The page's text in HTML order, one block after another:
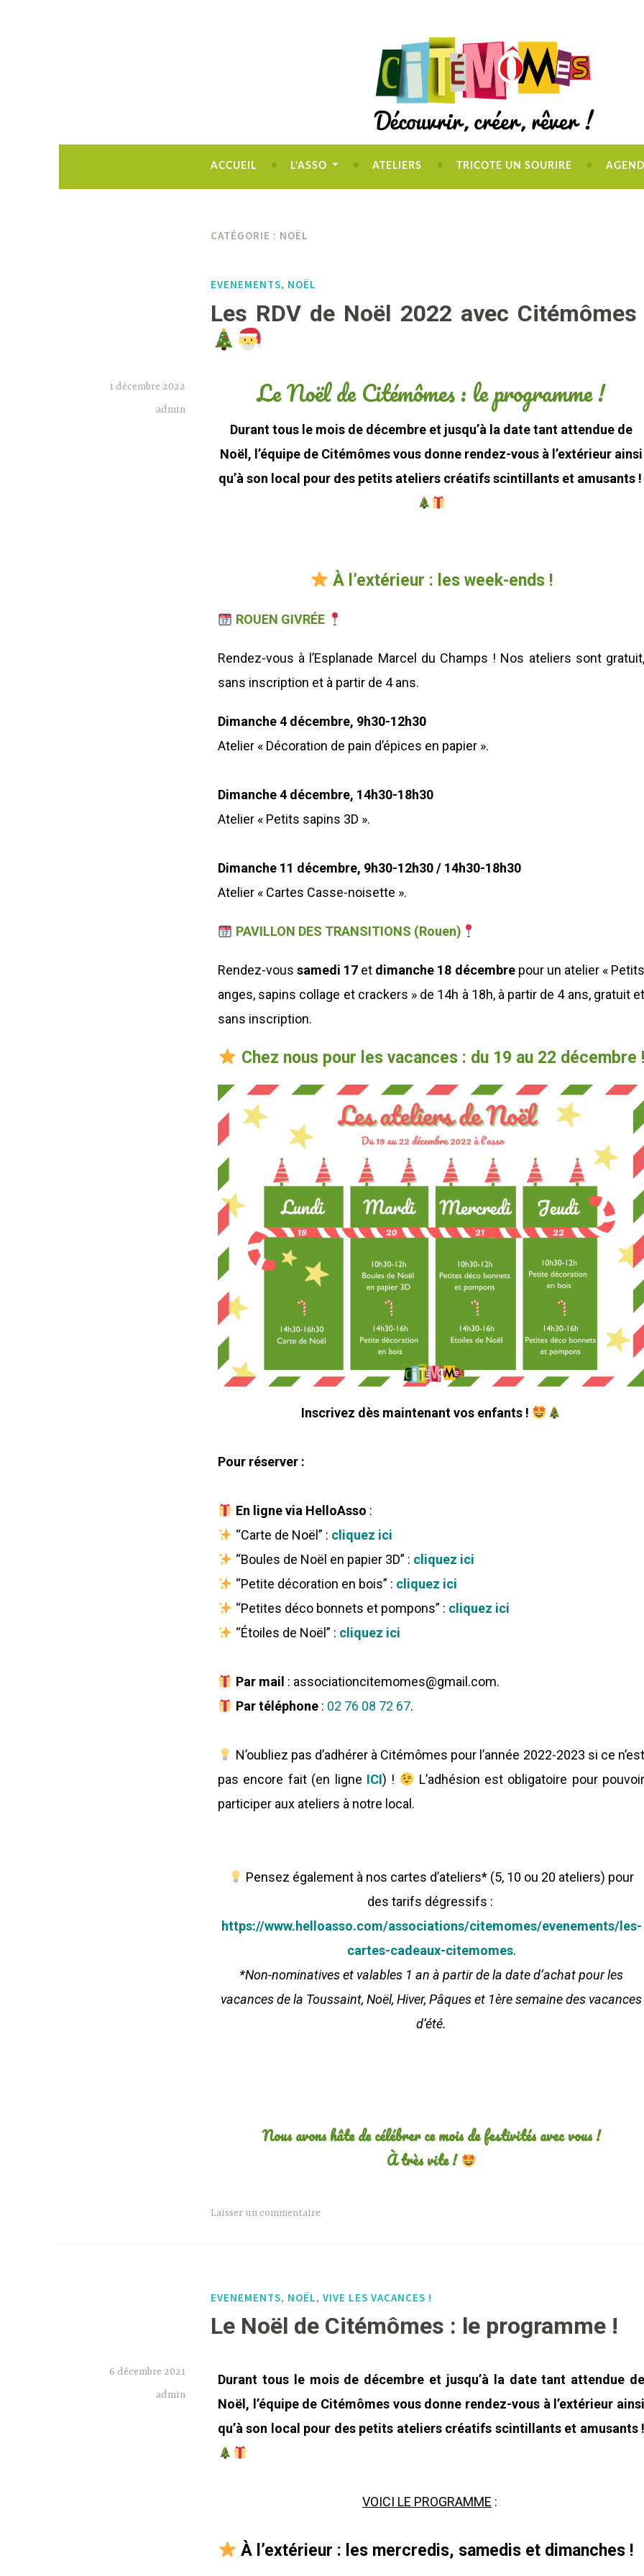
ACCUEIL L’ASSO ATELIERS TRICOTE UN SOURIRE
CATÉGORIE : NOËL
EVENEMENTS, NOËL
Les RDV de Noël 2022 avec Citémômes
1 décembre 2022
admin
Le Noël de Citémômes : le programme !
Durant tous le mois de décembre et jusqu’à la date tant attendue de
Noël, l’équipe de Citémômes vous donne rendez-vous à l’extérieur ainsi
qu’à son local pour des petits ateliers créatifs scintillants et amusants !
À l’extérieur : les week-ends !
ROUEN GIVRÉE
Rendez-vous à l’Esplanade Marcel du Champs ! Nos ateliers sont gratuit,
sans inscription et à partir de 4 ans.
Dimanche 4 décembre, 9h30-12h30
Atelier « Décoration de pain d’épices en papier ».
Dimanche 4 décembre, 14h30-18h30
Atelier « Petits sapins 3D ».
Dimanche 11 décembre, 9h30-12h30 / 14h30-18h30
Atelier « Cartes Casse-noisette ».
PAVILLON DES TRANSITIONS (Rouen)
Rendez-voussamedi 17 et dimanche 18 décembrepour un atelier « Petits
anges, sapins collage et crackers » de 14h à 18h, à partir de 4 ans, gratuit et
sans inscription.
Chez nous pour les vacances : du 19 au 22 décembre !
Inscrivez dès maintenant vos enfants !
Pour réserver :
En ligne via HelloAsso :
“Carte de Noël” : cliquez ici
“Boules de Noël en papier 3D” : cliquez ici
“Petite décoration en bois” : cliquez ici
“Petites déco bonnets et pompons” : cliquez ici
“Étoiles de Noël” : cliquez ici
Par mail : associationcitemomes@gmail.com.
Par téléphone: 02 76 08 72 67.
N’oubliez pas d’adhérer à Citémômes pour l’année 2022-2023 si ce n’est
pas encore fait (en ligne ICI) !
L’adhésion est obligatoire pour pouvoir
participer aux ateliers à notre local.
Pensez également à nos cartes d’ateliers* (5, 10 ou 20 ateliers) pour
des tarifs dégressifs :
https://www.helloasso.com/associations/citemomes/evenements/les-
cartes-cadeaux-citemomes.
*Non-nominatives et valables 1 an à partir de la date d’achat pour les
vacances de la Toussaint, Noël, Hiver, Pâques et 1ère semaine des vacances
d’été.
Nous avons hâte de célébrer ce mois de festivités avec vous !
À très vite !
Laisser un commentaire
EVENEMENTS, NOËL, VIVE LES VACANCES !
Le Noël de Citémômes : le programme !
6 décembre 2021
admin
Durant tous le mois de décembre et jusqu’à la date tant attendue de
Noël, l’équipe de Citémômes vous donne rendez-vous à l’extérieur ainsi
qu’à son local pour des petits ateliers créatifs scintillants et amusants !
VOICI LE PROGRAMME :
À l’extérieur : les mercredis, samedis et dimanches !